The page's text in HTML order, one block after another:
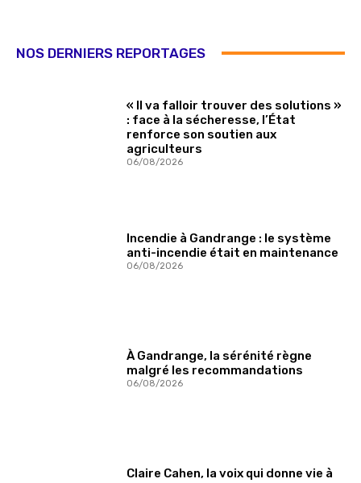
NOS DERNIERS REPORTAGES
« Il va falloir trouver des solutions »
: face à la sécheresse, l’État
renforce son soutien aux
agriculteurs
06/08/2026
Incendie à Gandrange : le système
anti-incendie était en maintenance
06/08/2026
À Gandrange, la sérénité règne
malgré les recommandations
06/08/2026
Claire Cahen, la voix qui donne vie à